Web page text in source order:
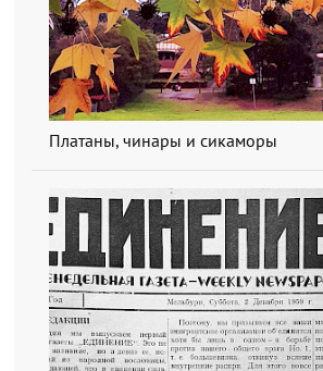
Платаны, чинары и сикаморы